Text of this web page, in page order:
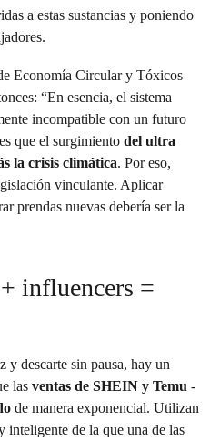
a estas sustancias y poniendo
Economía Circular y Tóxicos
“En esencia, el sistema
incompatible con un futuro
que el surgimiento del ultra
la crisis climática. Por eso,
vinculante. Aplicar
prendas nuevas debería ser la
influencers =
y descarte sin pausa, hay un
las ventas de SHEIN y Temu -
de manera exponencial. Utilizan
inteligente de la que una de las